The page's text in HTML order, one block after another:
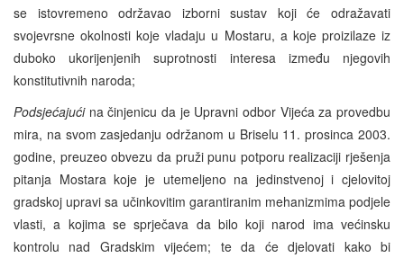
se istovremeno održavao izborni sustav koji će odražavati
svojevrsne okolnosti koje vladaju u Mostaru, a koje proizilaze iz
duboko ukorijenjenih suprotnosti interesa između njegovih
konstitutivnih naroda;
Podsjećajućina činjenicu da je Upravni odbor Vijeća za provedbu
mira, na svom zasjedanju održanom u Briselu 11. prosinca 2003.
godine, preuzeo obvezu da pruži punu potporu realizaciji rješenja
pitanja Mostara koje je utemeljeno na jedinstvenoj i cjelovitoj
gradskoj upravi sa učinkovitim garantiranim mehanizmima podjele
vlasti, a kojima se sprječava da bilo koji narod ima većinsku
kontrolu nad Gradskim vijećem; te da će djelovati kako bi